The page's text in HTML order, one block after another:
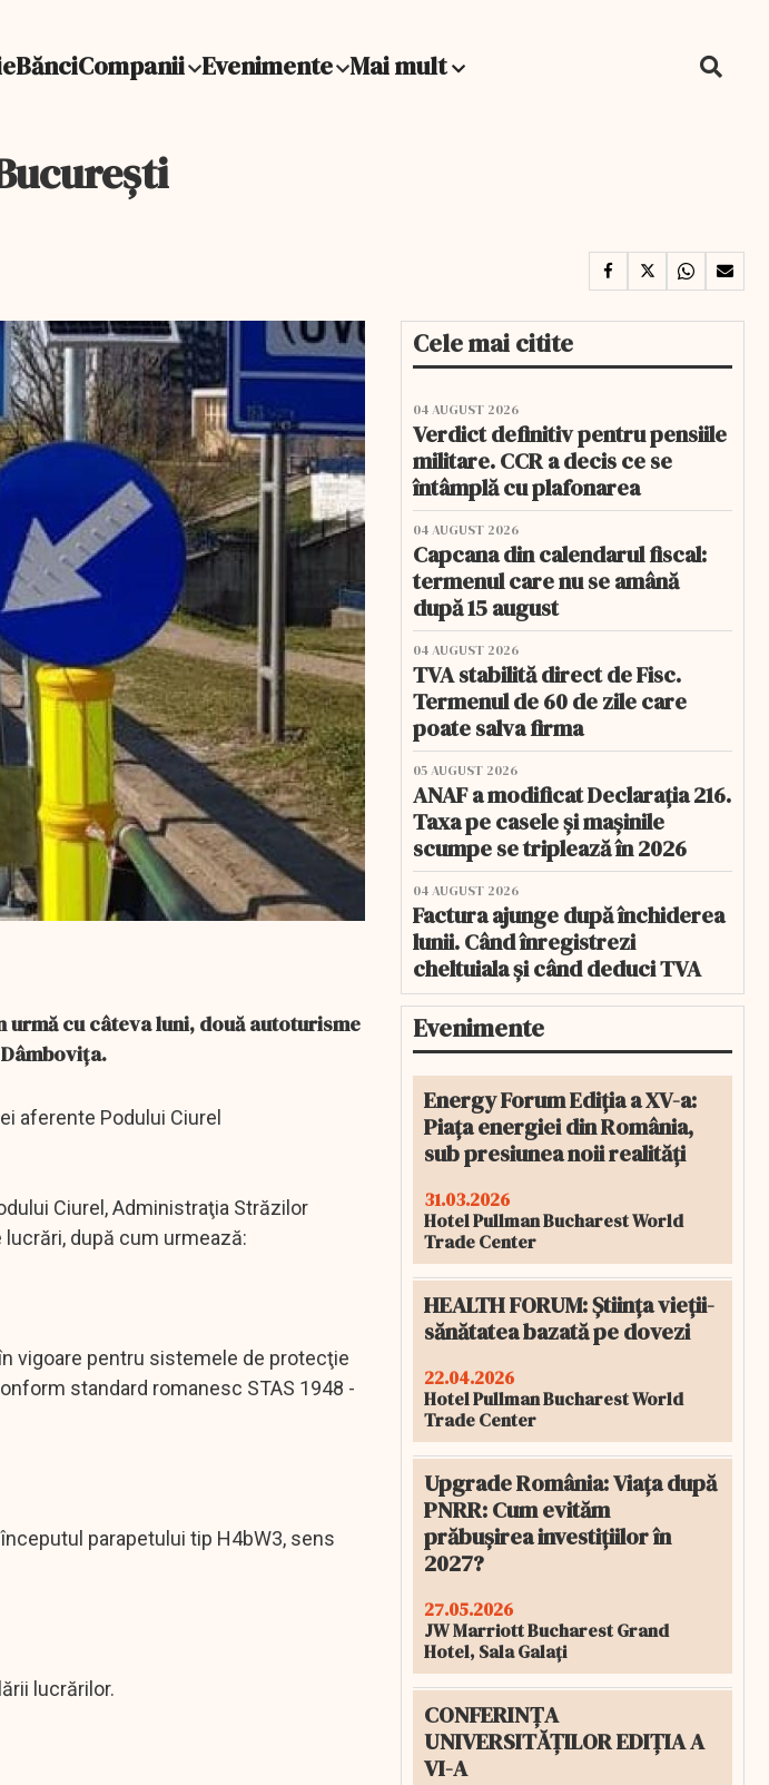
BănciCompanii Evenimente Mai mult
cu câteva luni, două autoturisme
aferente Podului Ciurel
Ciurel, Administraţia Străzilor
după cum urmează:
vigoare pentru sistemele de protecţie
standard romanesc STAS 1948 -
parapetului tip H4bW3, sens
lucrărilor.
Cele mai citite
04 AUGUST 2026
Verdict definitiv pentru pensiile
militare. CCR a decis ce se
întâmplă cu plafonarea
04 AUGUST 2026
Capcana din calendarul fiscal:
termenul care nu se amână
după 15 august
04 AUGUST 2026
TVA stabilită direct de Fisc.
Termenul de 60 de zile care
poate salva firma
05 AUGUST 2026
ANAF a modificat Declarația 216.
Taxa pe casele și mașinile
scumpe se triplează în 2026
04 AUGUST 2026
Factura ajunge după închiderea
lunii. Când înregistrezi
cheltuiala și când deduci TVA
Evenimente
Energy Forum Ediția a XV-a:
Piața energiei din România,
sub presiunea noii realități
31.03.2026
Hotel Pullman Bucharest World
Trade Center
HEALTH FORUM: Știința vieții-
sănătatea bazată pe dovezi
22.04.2026
Hotel Pullman Bucharest World
Trade Center
Upgrade România: Viața după
PNRR: Cum evităm
prăbușirea investițiilor în
2027?
27.05.2026
JW Marriott Bucharest Grand
Hotel, Sala Galați
CONFERINȚA
UNIVERSITĂȚILOR EDIȚIA A
VI-A